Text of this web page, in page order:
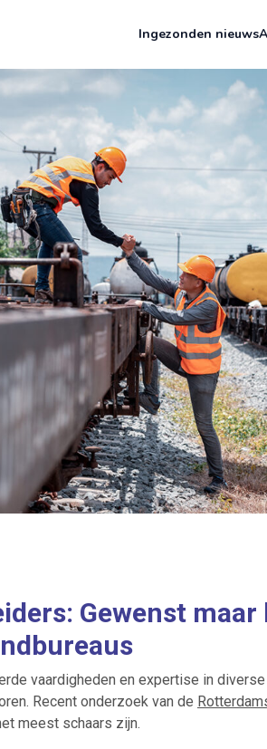
Ingezonden nieuws
Gewenst maar
vaardigheden en expertise in
Recent onderzoek van de
meest schaars zijn.